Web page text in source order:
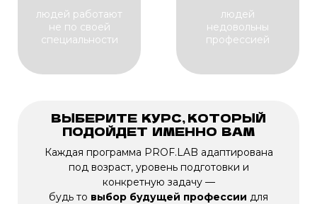
людей работают
не по своей
специальности
людей
недовольны
профессией
ВЫБЕРИТЕ КУРС, КОТОРЫЙ
ПОДОЙДЕТ ИМЕННО ВАМ
Каждая программа PROF.LAB адаптирована
под возраст, уровень подготовки и
конкретную задачу —
будь то выбор будущей профессии для